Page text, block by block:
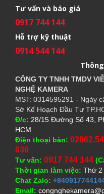
Tư vấn và báo giá
0917 744 144
Hỗ trợ kỹ thuật
0914 544 144
CÔNG TY TNHH TMDV
NGHỆ KAMERA
MST: 0314595291 - Ngày
Sở Kế Hoạch Đầu Tư
Đ/c: 28/15 Đường Số 43,
HCM
Điện thoại bàn:
630
Tư vấn: 0917 744 144
Thời gian làm việc: Thứ 2
Chat Zalo:
Email: